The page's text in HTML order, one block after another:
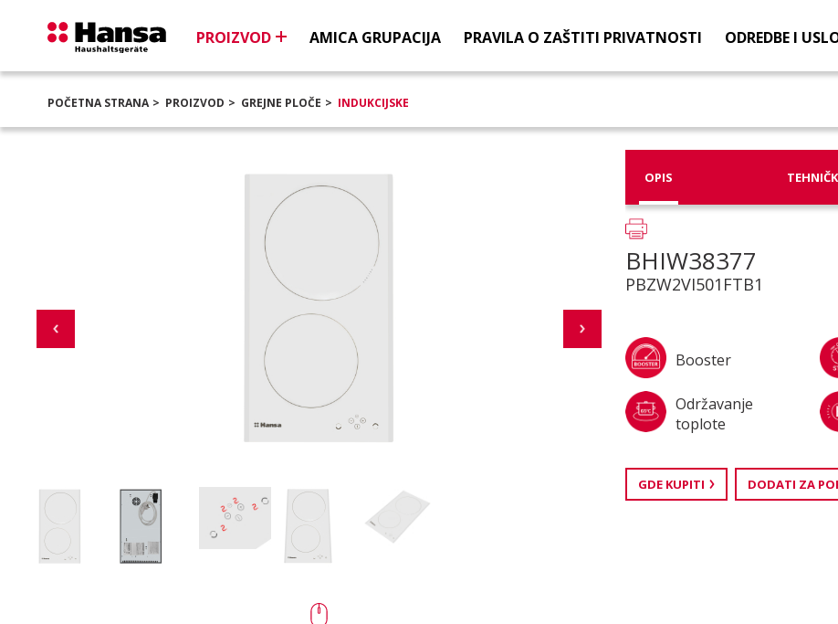
PROIZVOD AMICA GRUPACIJA PRAVILA O ZAŠTITI PRIVATNOSTI ODREDBE I
POČETNA STRANA PROIZVOD GREJNE PLOČE INDUKCIJSKE
OPIS
BHIW38377
PBZW2VI501FTB1
Booster
Održavanje
toplote
GDE KUPITI DODATI ZA